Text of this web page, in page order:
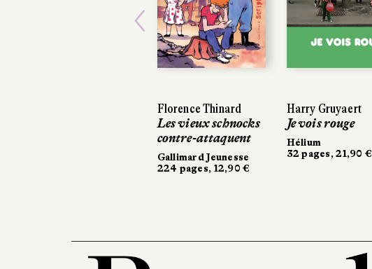
Florence Thinard
Les vieux schnocks
contre-attaquent
Gallimard Jeunesse
224 pages, 12,90 €
Harry Gruyaert
Je vois rouge
Hélium
32 pages, 21,90 €
Harry Gruyaert
Je vois rouge
Hélium
32 pages, 21,90 €
Previous